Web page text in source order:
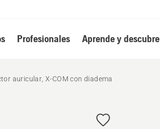
Profesionales Aprende y descubre
auricular, X-COM con diadema